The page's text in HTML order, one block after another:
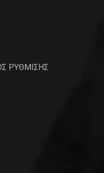
ΡΥΘΜΙΣΗΣ